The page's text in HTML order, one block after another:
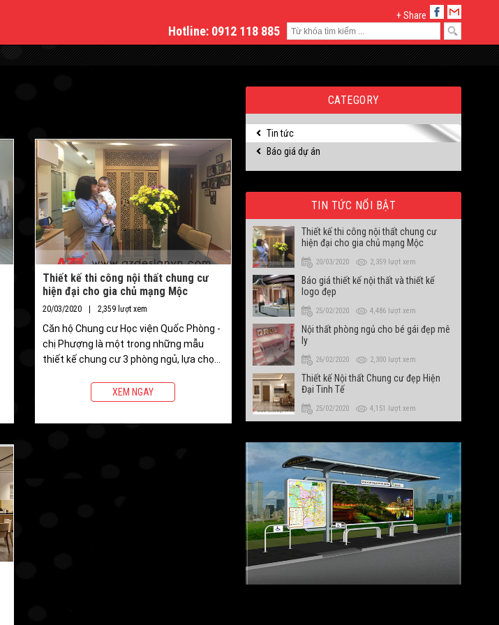
+ Share
Hotline: 0912 118 885
Thiết kế thi công nội thất chung cư
hiện đại cho gia chủ mạng Mộc
20/03/2020 2,359 lượt xem
Căn hộ Chung cư Học viện Quốc Phòng -
chị Phượng là một trong những mẫu
thiết kế chung cư 3 phòng ngủ, lựa chọn
XEM NGAY
CATEGORY
Tin tức
Báo giá dự án
TIN TỨC NỔI BẬT
Thiết kế thi công nội thất chung cư
hiện đại cho gia chủ mạng Mộc
20/03/2020 2,359 lượt xem
Báo giá thiết kế nội thất và thiết kế
logo đẹp
25/02/2020 4,486 lượt xem
Nội thất phòng ngủ cho bé gái đẹp mê
ly
26/02/2020 2,300 lượt xem
Thiết kế Nội thất Chung cư đẹp Hiện
Đại Tinh Tế
25/02/2020 4,151 lượt xem